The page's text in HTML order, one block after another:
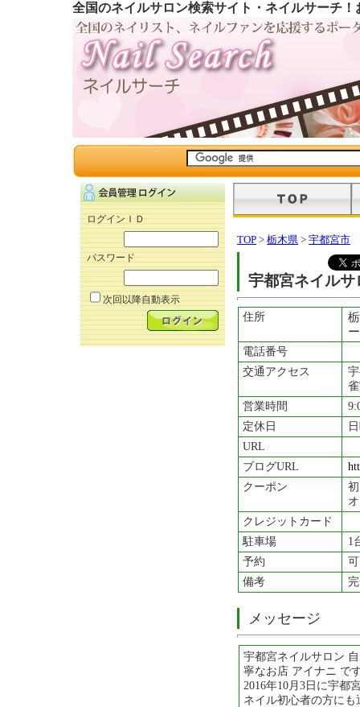
全国のネイルサロン検索サイト・ネイルサーチ
ログインＩＤ
パスワード
次回以降自動表示
TOP > 栃木県 > 宇都宮市
宇都宮ネイル
住所
電話番号
交通アクセス
営業時間
定休日
URL
ブログURL
クーポン
クレジットカード
駐車場
1
予約
可
備考
メッセージ
宇都宮ネイルサロン
寧なお店 アイナニ で
2016年10月3日に宇都
ネイル初心者の方に